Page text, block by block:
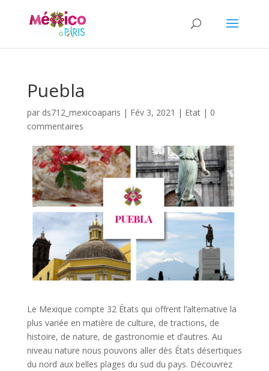
Puebla
par ds712_mexicoaparis | Fév 3, 2021 | Etat| 0
commentaires
Le Mexique compte 32 États qui offrent l’alternative la
plus variée en matière de culture, de tractions, de
histoire, de nature, de gastronomie et d’autres. Au
niveau nature nous pouvons aller dès États désertiques
du nord aux belles plages du sud du pays. Découvrez